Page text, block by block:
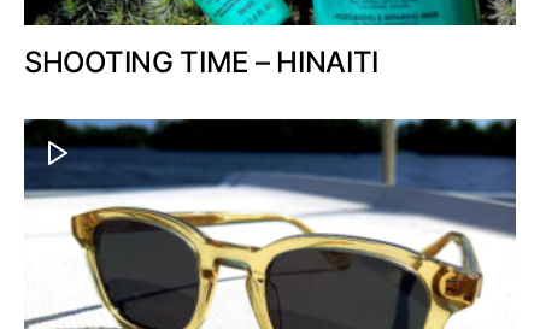
SHOOTING TIME – HINAITI